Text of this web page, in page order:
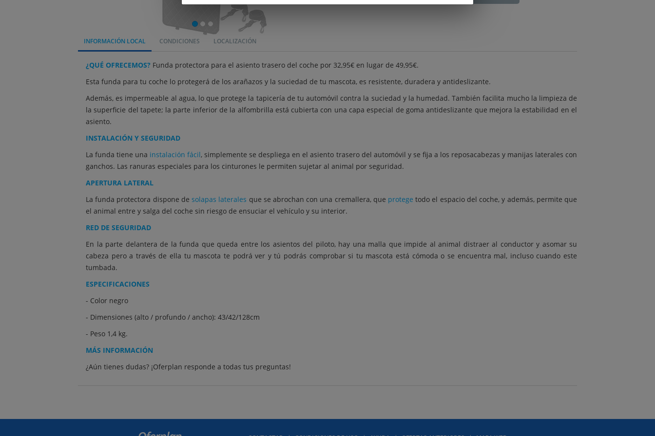
INFORMACIÓN LOCAL CONDICIONES LOCALIZACIÓN
¿QUÉ OFRECEMOS? Funda protectora para el asiento trasero del coche por 32,95€ en lugar de 49,95€.
Esta funda para tu coche lo protegerá de los arañazos y la suciedad de tu mascota, es resistente, duradera y antideslizante.
Además, es impermeable al agua, lo que protege la tapicería de tu automóvil contra la suciedad y la humedad. También facilita mucho la limpieza de
la superficie del tapete; la parte inferior de la alfombrilla está cubierta con una capa especial de goma antideslizante que mejora la estabilidad en el
asiento.
INSTALACIÓN Y SEGURIDAD
La funda tiene una instalación fácil, simplemente se despliega en el asiento trasero del automóvil y se fija a los reposacabezas y manijas laterales con
ganchos. Las ranuras especiales para los cinturones le permiten sujetar al animal por seguridad.
APERTURA LATERAL
La funda protectora dispone de solapas laterales que se abrochan con una cremallera, que protege todo el espacio del coche, y además, permite que
el animal entre y salga del coche sin riesgo de ensuciar el vehículo y su interior.
RED DE SEGURIDAD
En la parte delantera de la funda que queda entre los asientos del piloto, hay una malla que impide al animal distraer al conductor y asomar su
cabeza pero a través de ella tu mascota te podrá ver y tú podrás comprobar si tu mascota está cómoda o se encuentra mal, incluso cuando este
tumbada.
ESPECIFICACIONES
- Color negro
- Dimensiones (alto / profundo / ancho): 43/42/128cm
- Peso 1,4 kg.
MÁS INFORMACIÓN
¿Aún tienes dudas? ¡Oferplan responde a todas tus preguntas!